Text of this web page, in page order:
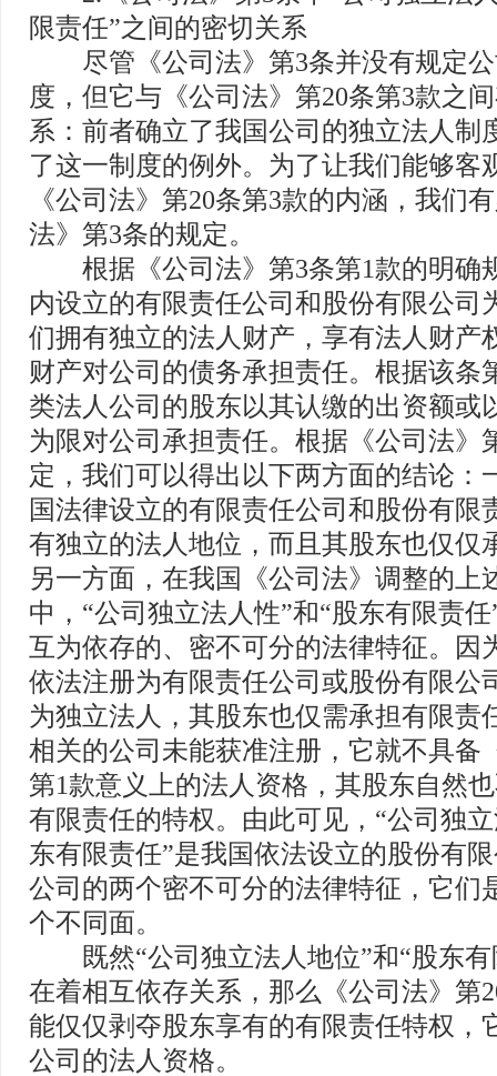
限责任”之间的密切关系
尽管《公司法》第3条并没有规定公
度，但它与《公司法》第20条第3款之
系：前者确立了我国公司的独立法人制
了这一制度的例外。为了让我们能够客
《公司法》第20条第3款的内涵，我们
法》第3条的规定。
根据《公司法》第3条第1款的明确
内设立的有限责任公司和股份有限公司
们拥有独立的法人财产，享有法人财产
财产对公司的债务承担责任。根据该条
类法人公司的股东以其认缴的出资额或
为限对公司承担责任。根据《公司法》
定，我们可以得出以下两方面的结论：
国法律设立的有限责任公司和股份有限
有独立的法人地位，而且其股东也仅仅
另一方面，在我国《公司法》调整的上
中，“公司独立法人性”和“股东有限责
互为依存的、密不可分的法律特征。因
依法注册为有限责任公司或股份有限公
为独立法人，其股东也仅需承担有限责
相关的公司未能获准注册，它就不具备
第1款意义上的法人资格，其股东自然
有限责任的特权。由此可见，“公司独
东有限责任”是我国依法设立的股份有
公司的两个密不可分的法律特征，它们
个不同面。
既然“公司独立法人地位”和“股东有
在着相互依存关系，那么《公司法》第
能仅仅剥夺股东享有的有限责任特权，
公司的法人资格。